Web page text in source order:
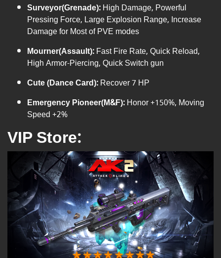
Surveyor(Grenade):High Damage, Powerful
Pressing Force, Large Explosion Range, Increase
Damage for Most of PVE modes
Mourner(Assault):Fast Fire Rate, Quick Reload,
High Armor-Piercing, Quick Switch gun
Cute (Dance Card):Recover 7 HP
Emergency Pioneer(M&F):Honor +150%, Moving
Speed +2%
VIP Store: